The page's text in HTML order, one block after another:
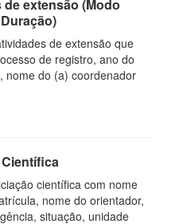
extensão (Modo
de extensão que
de registro, ano do
nome do (a) coordenador
científica com nome
nome do orientador,
situação, unidade